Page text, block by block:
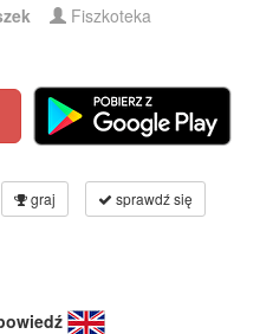
Fiszkoteka
graj sprawdź się